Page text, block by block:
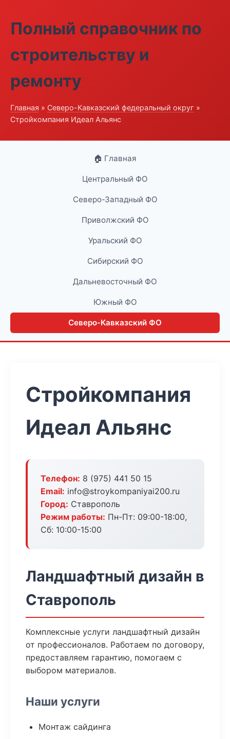
Полный справочник по
строительству и
ремонту
Главная » Северо-Кавказский федеральный округ »
Стройкомпания Идеал Альянс
🏠 Главная
Центральный ФО
Северо-Западный ФО
Приволжский ФО
Уральский ФО
Сибирский ФО
Дальневосточный ФО
Южный ФО
Северо-Кавказский ФО
Стройкомпания
Идеал Альянс
Телефон: 8 (975) 441 50 15
Email: info@stroykompaniyai200.ru
Город: Ставрополь
Режим работы: Пн-Пт: 09:00-18:00,
Сб: 10:00-15:00
Ландшафтный дизайн в
Ставрополь
Комплексные услуги ландшафтный дизайн
от профессионалов. Работаем по договору,
предоставляем гарантию, помогаем с
выбором материалов.
Наши услуги
Монтаж сайдинга